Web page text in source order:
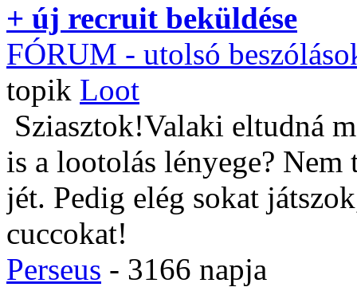
+ új recruit beküldése
FÓRUM - utolsó
topik Loot
Sziasztok!Valaki eltudná
is a lootolás lényege?
jét. Pedig elég sokat
cuccokat!
Perseus - 3166 napja